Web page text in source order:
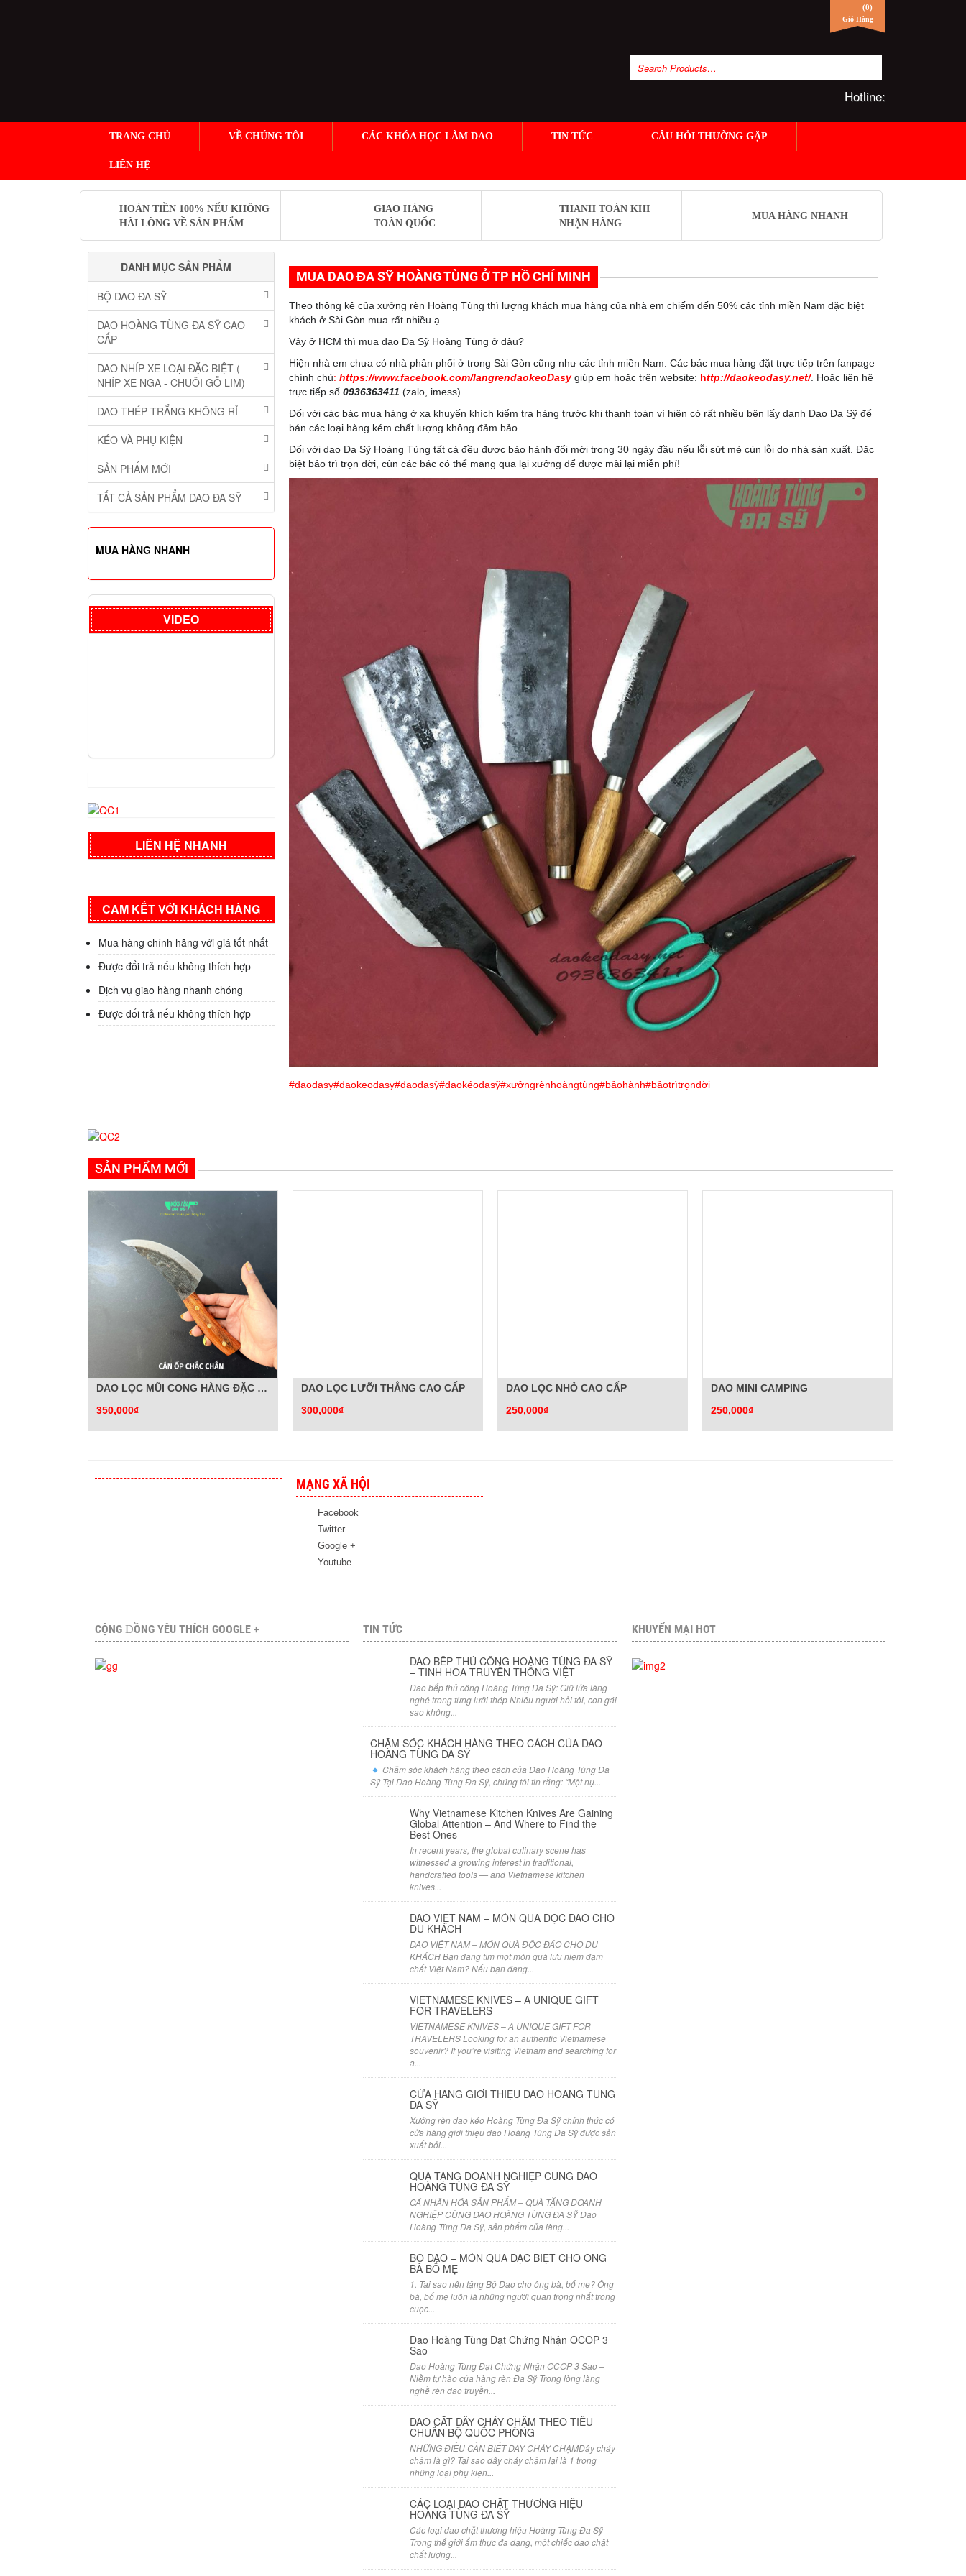
(0)
Giỏ Hàng
Hotline:
TRANG CHỦ VỀ CHÚNG TÔI CÁC KHÓA HỌC LÀM DAO TIN TỨC CÂU HỎI THƯỜNG GẶP
LIÊN HỆ
HOÀN TIỀN 100% NẾU KHÔNG
HÀI LÒNG VỀ SẢN PHẨM
GIAO HÀNG
TOÀN QUỐC
THANH TOÁN KHI
NHẬN HÀNG
MUA HÀNG NHANH
MUA DAO ĐA SỸ HOÀNG TÙNG Ở TP HỒ CHÍ MINH
Theo thông kê của xưởng rèn Hoàng Tùng thì lượng khách mua hàng của nhà em chiếm đến 50% các tỉnh miền Nam đặc biệt
khách ở Sài Gòn mua rất nhiều ạ.
Vậy ở HCM thì mua dao Đa Sỹ Hoàng Tùng ở đâu?
Hiện nhà em chưa có nhà phân phối ở trong Sài Gòn cũng như các tỉnh miền Nam. Các bác mua hàng đặt trực tiếp trên fanpage
chính chủ: https://www.facebook.com/langrendaokeoDasygiúp em hoặc trên website: http://daokeodasy.net/. Hoặc liên hệ
trực tiếp số 0936363411 (zalo, imess).
Đối với các bác mua hàng ở xa khuyến khích kiểm tra hàng trước khi thanh toán vì hiện có rất nhiều bên lấy danh Dao Đa Sỹ để
bán các loại hàng kém chất lượng không đảm bảo.
Đối với dao Đa Sỹ Hoàng Tùng tất cả đều được bảo hành đổi mới trong 30 ngày đầu nếu lỗi sứt mẻ cùn lỗi do nhà sản xuất. Đặc
biệt bảo trì trọn đời, cùn các bác có thể mang qua lại xưởng để được mài lại miễn phí!
#daodasy#daokeodasy#daodasỹ#daokéođasỹ#xưởngrènhoàngtùng#bảohành#bảotrìtrọnđời
DANH MỤC SẢN PHẨM
BỘ DAO ĐA SỸ
DAO HOÀNG TÙNG ĐA SỸ CAO
CẤP
DAO NHÍP XE LOẠI ĐẶC BIỆT (
NHÍP XE NGA - CHUÔI GỖ LIM)
DAO THÉP TRẮNG KHÔNG RỈ
KÉO VÀ PHỤ KIỆN
SẢN PHẨM MỚI
TẤT CẢ SẢN PHẨM DAO ĐA SỸ
MUA HÀNG NHANH
VIDEO
LIÊN HỆ NHANH
CAM KẾT VỚI KHÁCH HÀNG
Mua hàng chính hãng với giá tốt nhất
Được đổi trả nếu không thích hợp
Dịch vụ giao hàng nhanh chóng
Được đổi trả nếu không thích hợp
SẢN PHẨM MỚI
DAO LỌC MŨI CONG HÀNG ĐẶC BIỆT
350,000₫
DAO LỌC LƯỠI THẲNG CAO CẤP
300,000₫
DAO LỌC NHỎ CAO CẤP
250,000₫
DAO MINI CAMPING
250,000₫
MẠNG XÃ HỘI
Facebook
Twitter
Google +
Youtube
CỘNG ĐỒNG YÊU THÍCH GOOGLE + TIN TỨC
DAO BẾP THỦ CÔNG HOÀNG TÙNG ĐA SỸ
– TINH HOA TRUYỀN THỐNG VIỆT
Dao bếp thủ công Hoàng Tùng Đa Sỹ: Giữ lửa làng
nghề trong từng lưỡi thép Nhiều người hỏi tôi, con gái
sao không...
CHĂM SÓC KHÁCH HÀNG THEO CÁCH CỦA DAO
HOÀNG TÙNG ĐA SỸ
Chăm sóc khách hàng theo cách của Dao Hoàng Tùng Đa
Sỹ Tại Dao Hoàng Tùng Đa Sỹ, chúng tôi tin rằng: “Một nụ...
Why Vietnamese Kitchen Knives Are Gaining
Global Attention – And Where to Find the
Best Ones
In recent years, the global culinary scene has
witnessed a growing interest in traditional,
handcrafted tools — and Vietnamese kitchen
knives...
DAO VIỆT NAM – MÓN QUÀ ĐỘC ĐÁO CHO
DU KHÁCH
DAO VIỆT NAM – MÓN QUÀ ĐỘC ĐÁO CHO DU
KHÁCH Bạn đang tìm một món quà lưu niệm đậm
chất Việt Nam? Nếu bạn đang...
VIETNAMESE KNIVES – A UNIQUE GIFT
FOR TRAVELERS
VIETNAMESE KNIVES – A UNIQUE GIFT FOR
TRAVELERS Looking for an authentic Vietnamese
souvenir? If you’re visiting Vietnam and searching for
a...
CỬA HÀNG GIỚI THIỆU DAO HOÀNG TÙNG
ĐA SỸ
Xưởng rèn dao kéo Hoàng Tùng Đa Sỹ chính thức có
cửa hàng giới thiệu dao Hoàng Tùng Đa Sỹ được sản
xuất bởi...
QUÀ TẶNG DOANH NGHIỆP CÙNG DAO
HOÀNG TÙNG ĐA SỸ
CÁ NHÂN HÓA SẢN PHẨM – QUÀ TẶNG DOANH
NGHIỆP CÙNG DAO HOÀNG TÙNG ĐA SỸ Dao
Hoàng Tùng Đa Sỹ, sản phẩm của làng...
BỘ DAO – MÓN QUÀ ĐẶC BIỆT CHO ÔNG
BÀ BỐ MẸ
1. Tại sao nên tặng Bộ Dao cho ông bà, bố mẹ? Ông
bà, bố mẹ luôn là những người quan trọng nhất trong
cuộc...
Dao Hoàng Tùng Đạt Chứng Nhận OCOP 3
Sao
Dao Hoàng Tùng Đạt Chứng Nhận OCOP 3 Sao –
Niềm tự hào của hàng rèn Đa Sỹ Trong lòng làng
nghề rèn dao truyền...
DAO CẮT DÂY CHÁY CHẬM THEO TIÊU
CHUẨN BỘ QUỐC PHÒNG
NHỮNG ĐIỀU CẦN BIẾT DÂY CHÁY CHẬMDây cháy
chậm là gì? Tại sao dây cháy chậm lại là 1 trong
những loại phụ kiện...
CÁC LOẠI DAO CHẶT THƯƠNG HIỆU
HOÀNG TÙNG ĐA SỸ
Các loại dao chặt thương hiệu Hoàng Tùng Đa Sỹ
Trong thế giới ẩm thực đa dạng, một chiếc dao chặt
chất lượng...
KHUYẾN MẠI HOT